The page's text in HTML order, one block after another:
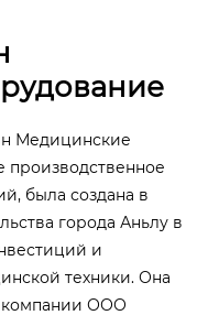
Медицинские
производственное
была создана в
города Аньлу в
и
техники. Она
компании ООО